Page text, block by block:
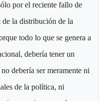
por el reciente fallo de
de la distribución de la
todo lo que se genera a
debería tener un
debería ser meramente ni
de la política, ni